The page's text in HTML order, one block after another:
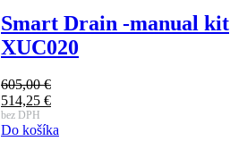
Smart Drain -manual kit
XUC020
605,00€
Pôvodná
cena
bola:
514,25 €
Aktuálna
cena
bez DPH
Do košíka